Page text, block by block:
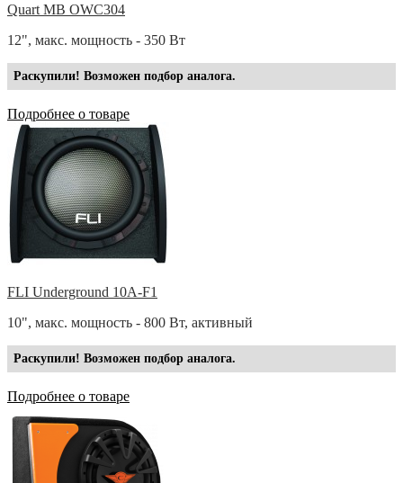
Quart MB OWC304
12", макс. мощность - 350 Вт
Раскупили! Возможен подбор аналога.
Подробнее о товаре
FLI Underground 10A-F1
10", макс. мощность - 800 Вт, активный
Раскупили! Возможен подбор аналога.
Подробнее о товаре